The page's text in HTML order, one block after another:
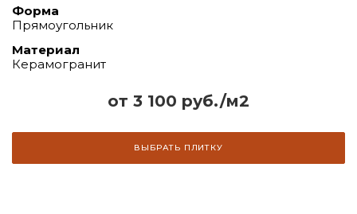
от 3 100 руб./м2
ВЫБРАТЬ ПЛИТКУ
Форма
Прямоугольник
Материал
Керамогранит